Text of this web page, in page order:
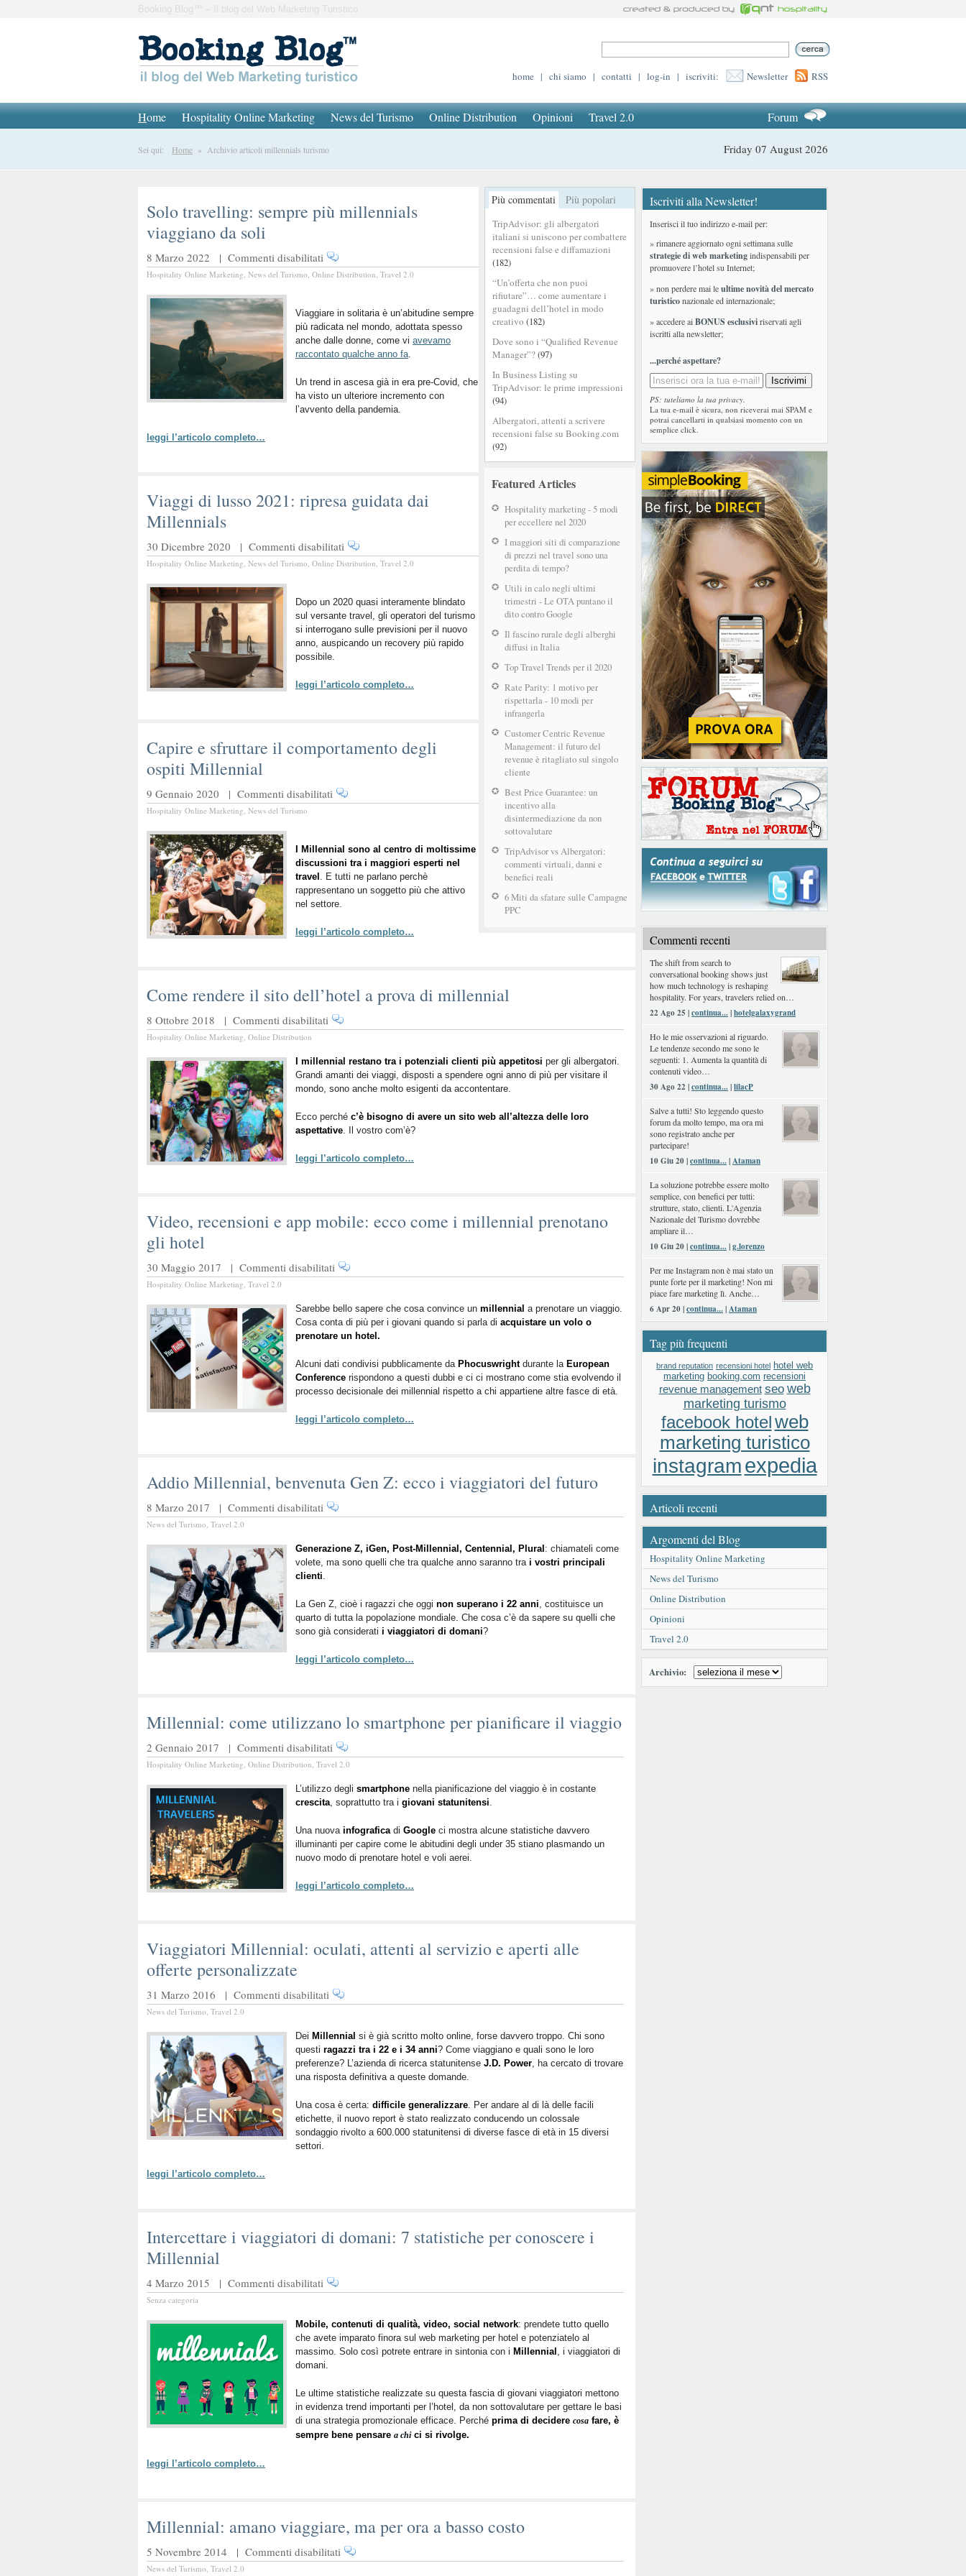
Booking Blog™ – Il blog del Web Marketing Turistico
home | chi siamo | contatti | log-in | iscriviti: Newsletter RSS
Home Hospitality Online Marketing News del Turismo Online Distribution Opinioni Travel 2.0 Forum
Sei qui: Home » Archivio articoli millennials turismo Friday 07 August 2026
Più commentati Più popolari
TripAdvisor: gli albergatori
italiani si uniscono per combattere
recensioni false e diffamazioni
(182)
“Un’offerta che non puoi
rifiutare”… come aumentare i
guadagni dell’hotel in modo
creativo (182)
Dove sono i “Qualified Revenue
Manager”?(97)
In Business Listing su
TripAdvisor: le prime impressioni
(94)
Albergatori, attenti a scrivere
recensioni false su Booking.com
(92)
Featured Articles
Hospitality marketing - 5 modi
per eccellere nel 2020
I maggiori siti di comparazione
di prezzi nel travel sono una
perdita di tempo?
Utili in calo negli ultimi
trimestri - Le OTA puntano il
dito contro Google
Il fascino rurale degli alberghi
diffusi in Italia
Top Travel Trends per il 2020
Rate Parity: 1 motivo per
rispettarla - 10 modi per
infrangerla
Customer Centric Revenue
Management: il futuro del
revenue è ritagliato sul singolo
cliente
Best Price Guarantee: un
incentivo alla
disintermediazione da non
sottovalutare
TripAdvisor vs Albergatori:
commenti virtuali, danni e
benefici reali
6 Miti da sfatare sulle Campagne
PPC
Solo travelling: sempre più millennials
viaggiano da soli
8 Marzo 2022 | Commenti disabilitati su
Solo
più
millennials
viaggiano
da
Hospitality Online Marketing, News del Turismo, Online Distribution, Travel 2.0
Viaggiare in solitaria è un’abitudine sempre
più radicata nel mondo, adottata spesso
anche dalle donne, come vi avevamo
raccontato qualche anno fa.
Un trend in ascesa già in era pre-Covid, che
ha visto un ulteriore incremento con
l’avvento della pandemia.
leggi l’articolo completo…
Viaggi di lusso 2021: ripresa guidata dai
Millennials
30 Dicembre 2020 | Commenti disabilitati su
Viaggi
2021:
ripresa
guidata
dai
Hospitality Online Marketing, News del Turismo, Online Distribution, Travel 2.0
Dopo un 2020 quasi interamente blindato
sul versante travel, gli operatori del turismo
si interrogano sulle previsioni per il nuovo
anno, auspicando un recovery più rapido
possibile.
leggi l’articolo completo…
Capire e sfruttare il comportamento degli
ospiti Millennial
9 Gennaio 2020 | Commenti disabilitati su
Capire
il
comportamento
degli
ospiti
Millennial
Hospitality Online Marketing, News del Turismo
I Millennial sono al centro di moltissime
discussioni tra i maggiori esperti nel
travel . E tutti ne parlano perchè
rappresentano un soggetto più che attivo
nel settore.
leggi l’articolo completo…
Come rendere il sito dell’hotel a prova di millennial
8 Ottobre 2018 | Commenti disabilitati su
Come
il
sito
dell’hotel
prova
di
Hospitality Online Marketing, Online Distribution
I millennial restano tra i potenziali clienti più appetitosi per gli albergatori.
Grandi amanti dei viaggi, disposti a spendere ogni anno di più per visitare il
mondo, sono anche molto esigenti da accontentare.
Ecco perché c’è bisogno di avere un sito web all’altezza delle loro
aspettative. Il vostro com’è?
leggi l’articolo completo…
Video, recensioni e app mobile: ecco come i millennial prenotano
gli hotel
30 Maggio 2017 | Commenti disabilitati su
Video,
e
app
mobile:
come
i
millennial
gli
Hospitality Online Marketing, Travel 2.0
Sarebbe bello sapere che cosa convince un millennial a prenotare un viaggio.
Cosa conta di più per i giovani quando si parla di acquistare un volo o
prenotare un hotel.
Alcuni dati condivisi pubblicamente da Phocuswrightdurante la European
Conference rispondono a questi dubbi e ci ci mostrano come stia evolvendo il
processo decisionale dei millennial rispetto a chi appartiene altre fasce di età.
leggi l’articolo completo…
Addio Millennial, benvenuta Gen Z: ecco i viaggiatori del futuro
8 Marzo 2017 | Commenti disabilitati su
Addio
benvenuta
Gen
Z:
i
viaggiatori
del
News del Turismo, Travel 2.0
Generazione Z, iGen, Post-Millennial, Centennial, Plural : chiamateli come
volete, ma sono quelli che tra qualche anno saranno tra i vostri principali
clienti.
La Gen Z, cioè i ragazzi che oggi non superano i 22 anni, costituisce un
quarto di tutta la popolazione mondiale. Che cosa c’è da sapere su quelli che
sono già considerati i viaggiatori di domani?
leggi l’articolo completo…
Millennial: come utilizzano lo smartphone per pianificare il viaggio
2 Gennaio 2017 | Commenti disabilitati su
Millennial:
utilizzano
lo
per
pianificare
il
Hospitality Online Marketing, Online Distribution, Travel 2.0
L’utilizzo degli smartphone nella pianificazione del viaggio è in costante
crescita, soprattutto tra i giovani statunitensi.
Una nuova infograficadi Google ci mostra alcune statistiche davvero
illuminanti per capire come le abitudini degli under 35 stiano plasmando un
nuovo modo di prenotare hotel e voli aerei.
leggi l’articolo completo…
Viaggiatori Millennial: oculati, attenti al servizio e aperti alle
offerte personalizzate
31 Marzo 2016 | Commenti disabilitati su
Viaggiatori
oculati,
attenti
al
servizio
aperti
alle
offerte
News del Turismo, Travel 2.0
Dei Millennial si è già scritto molto online, forse davvero troppo. Chi sono
questi ragazzi tra i 22 e i 34 anni? Come viaggiano e quali sono le loro
preferenze? L’azienda di ricerca statunitense J.D. Power, ha cercato di trovare
una risposta definitiva a queste domande.
Una cosa è certa: difficile generalizzare. Per andare al di là delle facili
etichette, il nuovo report è stato realizzato conducendo un colossale
sondaggio rivolto a 600.000 statunitensi di diverse fasce di età in 15 diversi
settori.
leggi l’articolo completo…
Intercettare i viaggiatori di domani: 7 statistiche per conoscere i
Millennial
4 Marzo 2015 | Commenti disabilitati su
Intercettare
viaggiatori
di
domani:
7
per
conoscere
i
Millennial
Senza categoria
Mobile, contenuti di qualità, video, social network: prendete tutto quello
che avete imparato finora sul web marketing per hotel e potenziatelo al
massimo. Solo così potrete entrare in sintonia con i Millennial , i viaggiatori di
domani.
Le ultime statistiche realizzate su questa fascia di giovani viaggiatori mettono
in evidenza trend importanti per l’hotel, da non sottovalutare per gettare le basi
di una strategia promozionale efficace. Perché prima di decidere cosa fare, è
sempre bene pensare a chici si rivolge.
leggi l’articolo completo…
Millennial: amano viaggiare, ma per ora a basso costo
5 Novembre 2014 | Commenti disabilitati su
Millennial:
News del Turismo, Travel 2.0
Iscriviti alla Newsletter!
Inserisci il tuo indirizzo e-mail per:
» rimanere aggiornato ogni settimana sulle
strategie di web marketingindispensabili per
promuovere l’hotel su Internet;
» non perdere mai leultime novità del mercato
turisticonazionale ed internazionale;
» accedere aiBONUS esclusiviriservati agli
iscritti alla newsletter;
...perché aspettare?
PS: tuteliamo la tua privacy.
La tua e-mail è sicura, non riceverai mai SPAM e
potrai cancellarti in qualsiasi momento con un
semplice click.
Commenti recenti
The shift from search to
conversational booking shows just
how much technology is reshaping
hospitality. For years, travelers relied on…
22 Ago 25 |continua...|hotelgalaxygrand
Ho le mie osservazioni al riguardo.
Le tendenze secondo me sono le
seguenti: 1. Aumenta la quantità di
contenuti video…
30 Ago 22 |continua...|lilacP
Salve a tutti! Sto leggendo questo
forum da molto tempo, ma ora mi
sono registrato anche per
partecipare!
10 Giu 20 |continua...|Ataman
La soluzione potrebbe essere molto
semplice, con benefici per tutti:
strutture, stato, clienti. L'Agenzia
Nazionale del Turismo dovrebbe
ampliare il…
10 Giu 20 |continua...|g.lorenzo
Per me Instagram non è mai stato un
punte forte per il marketing! Non mi
piace fare marketing lì. Anche…
6 Apr 20 |continua...|Ataman
Tag più frequenti
brand reputation recensioni hotel hotel web
marketing booking.com recensioni
revenue management seo web
marketing turismo
facebook hotelweb
marketing turistico
instagramexpedia
Articoli recenti
Argomenti del Blog
Hospitality Online Marketing
News del Turismo
Online Distribution
Opinioni
Travel 2.0
Archivio: